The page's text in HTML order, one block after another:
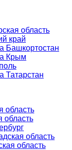
область
край
Башкортостан
Крым
Татарстан
область
область
область
область